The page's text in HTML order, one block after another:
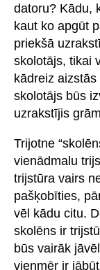
datoru? Kādu,
kaut ko apgūt
priekšā
skolotājs, tikai
kādreiz
skolotājs būs
uzrakstījis
Trijotne
vienādmalu
trijstūra vairs
pašķobīties,
vēl kādu citu.
skolēns ir
būs vairāk
vienmēr ir